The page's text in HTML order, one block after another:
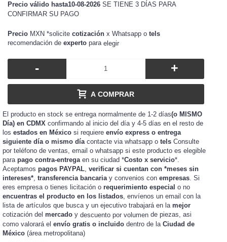
Precio válido hasta10-08-2026 SE TIENE 3 DÍAS PARA
CONFIRMAR SU PAGO
Precio MXN *solicite cotización x Whatsapp o tels
recomendación de experto para elegir
- +
A COMPRAR
El producto en stock se entrega normalmente de 1-2 días(o MISMO
Día) en CDMX confirmando al inicio del día y 4-5 días en el resto de
los estados en México si requiere envío express o entrega
siguiente día o mismo día contacte via whatsapp o tels Consulte
por teléfono de ventas, email o whatsapp si este producto es elegible
para pago contra-entrega en su ciudad *Costo x servicio*.
Aceptamos pagos PAYPAL verificar si cuentan con *meses sin
intereses* transferencia bancaria y convenios con empresas . Si
eres empresa o tienes licitación o requerimiento especial o no
encuentras el producto en los listados, envíenos un email con la
lista de artículos que busca y un ejecutivo trabajará en la mejor
cotización del mercado y descuento por volumen de piezas, asi
como valorará el envío gratis o incluido dentro de la Ciudad de
México (área metropolitana)